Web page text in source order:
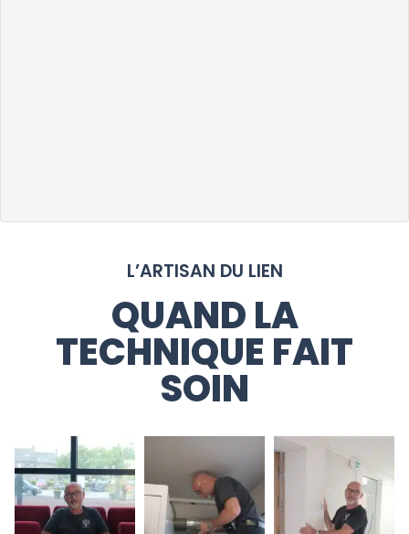
L’ARTISAN DU LIEN
QUAND LA
TECHNIQUE FAIT
SOIN